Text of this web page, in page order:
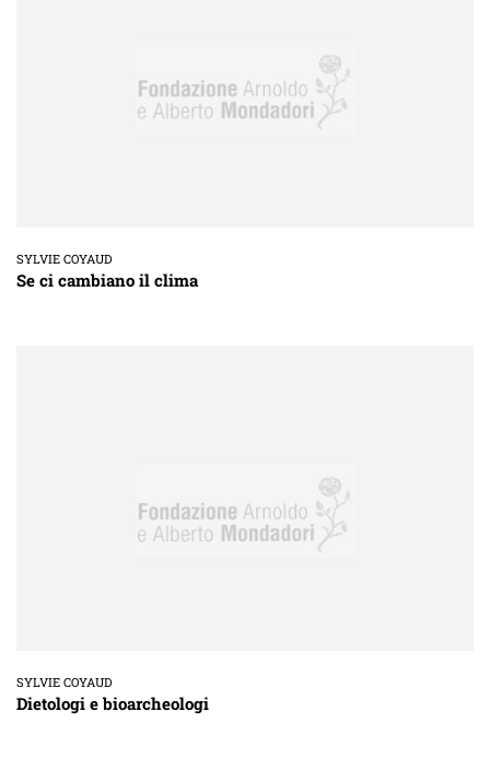
SYLVIE COYAUD
Se ci cambiano il clima
SYLVIE COYAUD
Dietologi e bioarcheologi